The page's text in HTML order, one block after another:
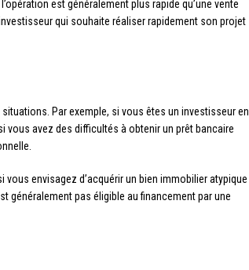
est généralement plus rapide qu’une vente
qui souhaite réaliser rapidement son projet
Par exemple, si vous êtes un investisseur en
vous avez des difficultés à obtenir un prêt bancaire
envisagez d’acquérir un bien immobilier atypique
généralement pas éligible au financement par une